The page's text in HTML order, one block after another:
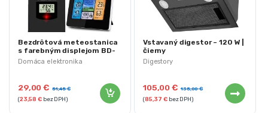
Domáca elektronika
Bezdrôtová meteostanica
s farebným displejom BD-
902 | čierna
29,00€ 51,45€
(23,58€bez DPH)
Digestory
Vstavaný digestor – 120 W |
čierny
105,00€ 135,00€
(85,37€bez DPH)